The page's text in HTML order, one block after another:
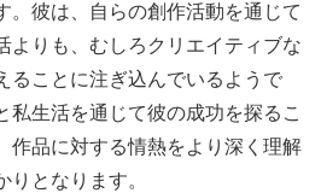
。彼は、自らの創作活動を通じて
よりも、むしろクリエイティブな
ることに注ぎ込んでいるようで
私生活を通じて彼の成功を探るこ
作品に対する情熱をより深く理解
となります。